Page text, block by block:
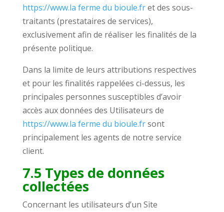
https://www.la ferme du bioule.fret des sous-
traitants (prestataires de services),
exclusivement afin de réaliser les finalités de la
présente politique.
Dans la limite de leurs attributions respectives
et pour les finalités rappelées ci-dessus, les
principales personnes susceptibles d’avoir
accès aux données des Utilisateurs de
https://www.la ferme du bioule.frsont
principalement les agents de notre service
client.
7.5 Types de données
collectées
Concernant les utilisateurs d’un Site